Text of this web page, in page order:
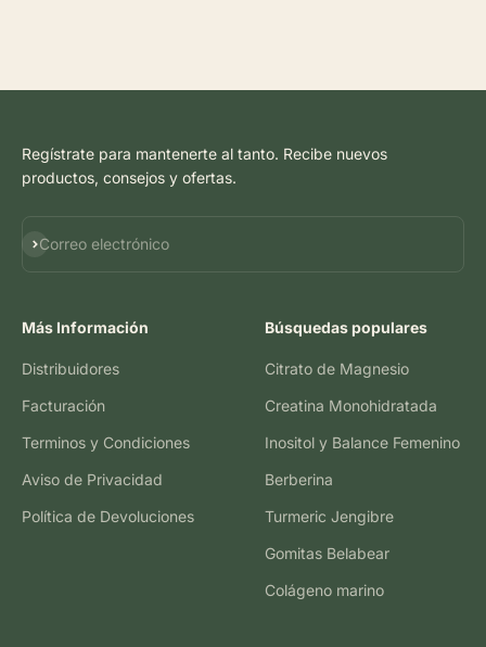
Regístrate para mantenerte al tanto. Recibe nuevos
productos, consejos y ofertas.
Correo electrónico
Suscribirse
Más Información
Distribuidores
Facturación
Terminos y Condiciones
Aviso de Privacidad
Política de Devoluciones
Búsquedas populares
Citrato de Magnesio
Creatina Monohidratada
Inositol y Balance Femenino
Berberina
Turmeric Jengibre
Gomitas Belabear
Colágeno marino